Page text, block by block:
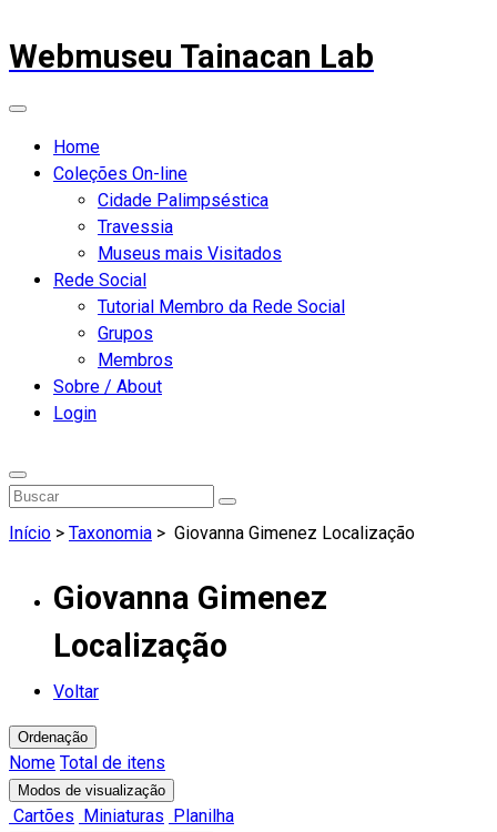
Webmuseu Tainacan Lab
Home
Coleções On-line
Cidade Palimpséstica
Travessia
Museus mais Visitados
Rede Social
Tutorial Membro da Rede Social
Grupos
Membros
Sobre / About
Login
Início > Taxonomia > Giovanna Gimenez Localização
Giovanna Gimenez
Localização
Voltar
Ordenação
Nome Total de itens
Modos de visualização
Cartões Miniaturas Planilha